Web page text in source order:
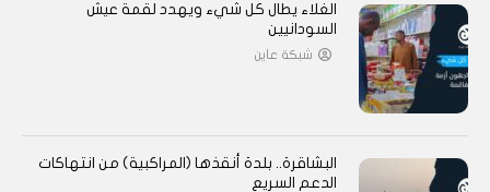
الغلاء يطال كل شيء ويهدد لقمة عيش
السودانيين
شبكة عاين
البشاقرة.. بلدة أنقذها (المراكبية) من انتهاكات
الدعم السريع